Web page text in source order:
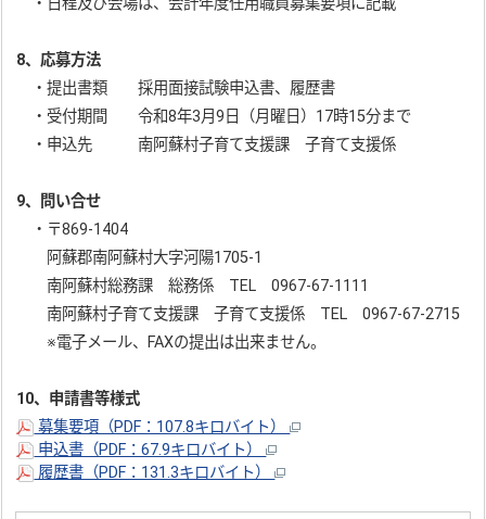
8、応募方法
・提出書類 採用面接試験申込書、履歴書
・受付期間 令和8年3月9日（月曜日）17時15分まで
・申込先 南阿蘇村子育て支援課 子育て支援係
9、問い合せ
・〒869-1404
阿蘇郡南阿蘇村大字河陽1705-1
南阿蘇村総務課 総務係 TEL 0967-67-1111
南阿蘇村子育て支援課 子育て支援係 TEL 0967-67-2715
※電子メール、FAXの提出は出来ません。
10、申請書等様式
募集要項（PDF：107.8キロバイト）
申込書（PDF：67.9キロバイト）
履歴書（PDF：131.3キロバイト）